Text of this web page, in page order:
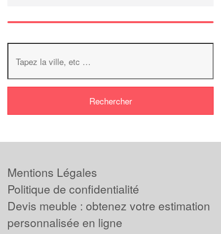
Mentions Légales
Politique de confidentialité
Devis meuble : obtenez votre estimation
personnalisée en ligne